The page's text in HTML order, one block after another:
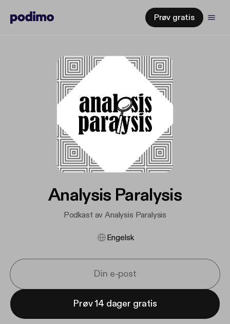
Prøv gratis
Analysis Paralysis
Podkast av Analysis Paralysis
Engelsk
Prøv 14 dager gratis